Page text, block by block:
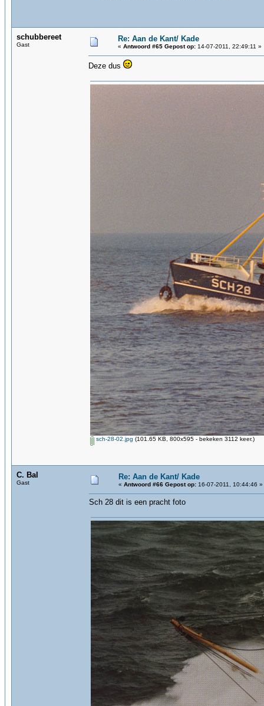
schubbereet
Gast
Re: Aan de Kant/ Kade
« Antwoord #65 Gepost op: 14-07-2011, 22:49:11 »
Deze dus
sch-28-02.jpg (101.65 KB, 800x595 - bekeken 3112 keer.)
C. Bal
Gast
Re: Aan de Kant/ Kade
« Antwoord #66 Gepost op: 16-07-2011, 10:44:46 »
Sch 28 dit is een pracht foto